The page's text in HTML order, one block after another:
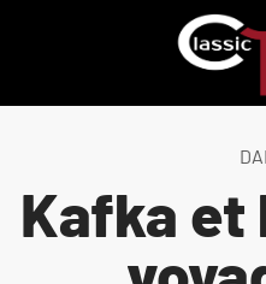
Kafka et